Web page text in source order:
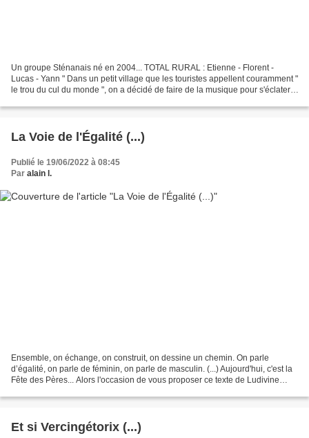
Un groupe Sténanais né en 2004... TOTAL RURAL : Etienne - Florent -
Lucas - Yann " Dans un petit village que les touristes appellent couramment "
le trou du cul du monde ", on a décidé de faire de la musique pour s'éclater."
La Voie de l'Égalité (...)
Publié le 19/06/2022 à 08:45
Par alain l.
Ensemble, on échange, on construit, on dessine un chemin. On parle
d’égalité, on parle de féminin, on parle de masculin. (...) Aujourd'hui, c'est la
Fête des Pères... Alors l'occasion de vous proposer ce texte de Ludivine
Et si Vercingétorix (...)